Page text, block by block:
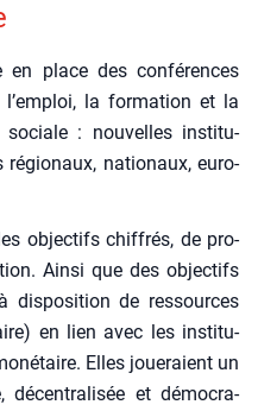
place des confé­rences
la for­ma­tion et la
sociale : nou­velles ins­ti­tu­
régio­naux, natio­naux, euro­
objec­tifs chif­frés, de pro­
Ain­si que des objec­tifs
dis­po­si­tion de res­sources
en lien avec les ins­ti­tu­
Elles joue­raient un
décen­tra­li­sée et démo­cra­